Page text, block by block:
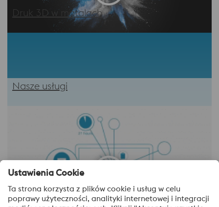
Druk 3D w matalach
Nasze usługi